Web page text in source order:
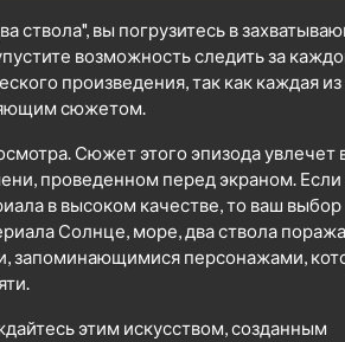
ствола", вы погрузитесь в
возможность следить за
произведения, так как каждая из
сюжетом.
Сюжет этого эпизода увлечет
проведенном перед экраном. Если
в высоком качестве, то ваш выбор
Солнце, море, два ствола
запоминающимися персонажами,
этим искусством, созданным